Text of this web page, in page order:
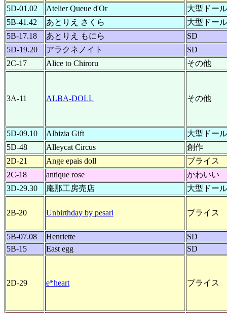
5D-01.02
Atelier Queue d'Or
大型ドール
5B-41.42
あとりえ さくら
大型ドール
5B-17.18
あとりえ もにら
SD
5D-19.20
アラクネノイト
SD
2C-17
Alice to Chiroru その他
3A-11 ALBA-DOLL その他
5D-09.10 Albizia Gift
大型ドール
5D-48
Alleycat Circus
創作
2D-21
Ange epais doll
ブライス
2C-18
antique rose
かわいい
3D-29.30
庵那工房売店 大型ドール
2B-20 Unbirthday by pesari ブライス
5B-07.08 Henriette
SD
5B-15
East egg SD
2D-29 e*heart ブライス